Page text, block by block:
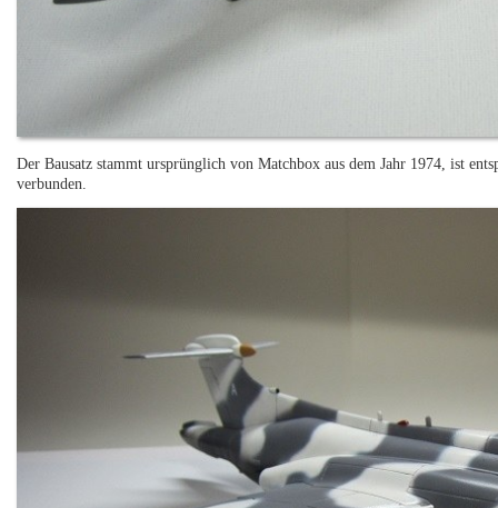
Der Bausatz stammt ursprünglich von Matchbox aus dem Jahr 1974, ist
verbunden.